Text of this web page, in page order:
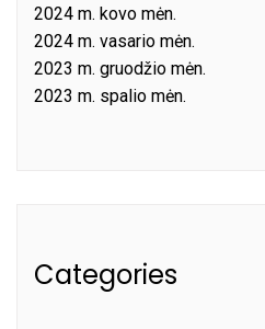
2024 m. kovo mėn.
2024 m. vasario mėn.
2023 m. gruodžio mėn.
2023 m. spalio mėn.
Categories